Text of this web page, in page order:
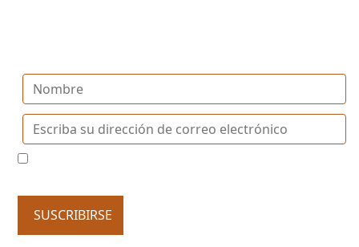
SUSCRIBIRSE